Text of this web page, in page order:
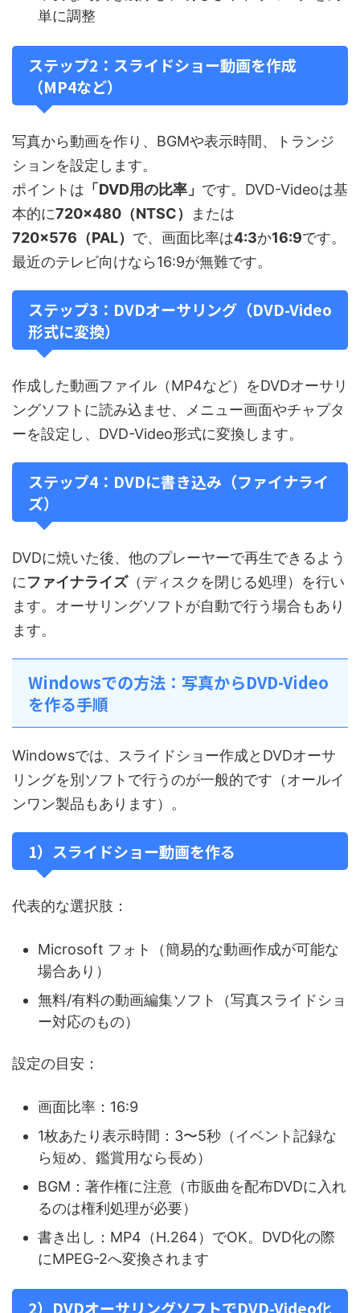
単に調整
ステップ2：スライドショー動画を作成
（MP4など）
写真から動画を作り、BGMや表示時間、トランジ
ションを設定します。
ポイントは 「DVD用の比率」 です。DVD-Videoは基
本的に720×480（NTSC）
または
720×576（PAL） で、画面比率は4:3か16:9です。
最近のテレビ向けなら16:9が無難です。
ステップ3：DVDオーサリング（DVD-Video
形式に変換）
作成した動画ファイル（MP4など）をDVDオーサリ
ングソフトに読み込ませ、メニュー画面やチャプタ
ーを設定し、DVD-Video形式に変換します。
ステップ4：DVDに書き込み（ファイナライ
ズ）
DVDに焼いた後、他のプレーヤーで再生できるよう
にファイナライズ（ディスクを閉じる処理）を行い
ます。オーサリングソフトが自動で行う場合もあり
ます。
Windowsでの方法：写真からDVD-Video
を作る手順
Windowsでは、スライドショー作成とDVDオーサ
リングを別ソフトで行うのが一般的です（オールイ
ンワン製品もあります）。
1）スライドショー動画を作る
代表的な選択肢：
Microsoft フォト（簡易的な動画作成が可能な
場合あり）
無料/有料の動画編集ソフト（写真スライドショ
ー対応のもの）
設定の目安：
画面比率：16:9
1枚あたり表示時間：3〜5秒（イベント記録な
ら短め、鑑賞用なら長め）
BGM：著作権に注意（市販曲を配布DVDに入れ
るのは権利処理が必要）
書き出し：MP4（H.264）でOK。DVD化の際
にMPEG-2へ変換されます
2）DVDオーサリングソフトでDVD-Video化